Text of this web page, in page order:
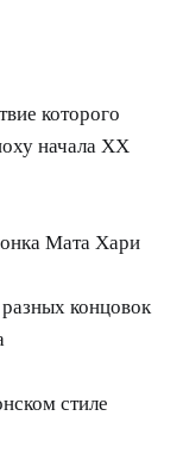
которого
начала ХХ
Мата Хари
концовок
стиле